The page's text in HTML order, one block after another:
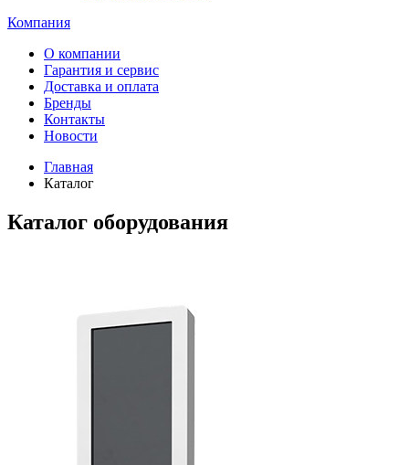
Компания
О компании
Гарантия и сервис
Доставка и оплата
Бренды
Контакты
Новости
Главная
Каталог
Каталог оборудования